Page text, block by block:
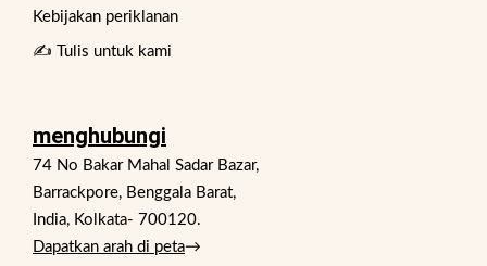
Kebijakan periklanan
✍️ Tulis untuk kami
menghubungi
74 No Bakar Mahal Sadar Bazar,
Barrackpore, Benggala Barat,
India, Kolkata- 700120.
Dapatkan arah di peta→